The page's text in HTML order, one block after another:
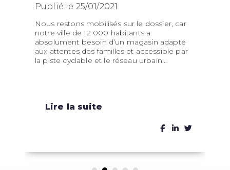
Publié le 25/01/2021
Nous restons mobilisés sur le dossier, car
notre ville de 12 000 habitants a
absolument besoin d’un magasin adapté
aux attentes des familles et accessible par
la piste cyclable et le réseau urbain...
Lire la suite